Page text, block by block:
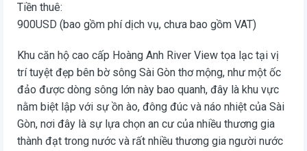
Tiền thuê:
900USD (bao gồm phí dịch vụ, chưa bao gồm VAT)
Khu căn hộ cao cấp Hoàng Anh River View tọa lạc tại vị
trí tuyệt đẹp bên bờ sông Sài Gòn thơ mộng, như một ốc
đảo được dòng sông lớn này bao quanh, đây là khu vực
nằm biệt lập với sự ồn ào, đông đúc và náo nhiệt của Sài
Gòn, nơi đây là sự lựa chọn an cư của nhiều thương gia
thành đạt trong nước và rất nhiều thương gia người nước